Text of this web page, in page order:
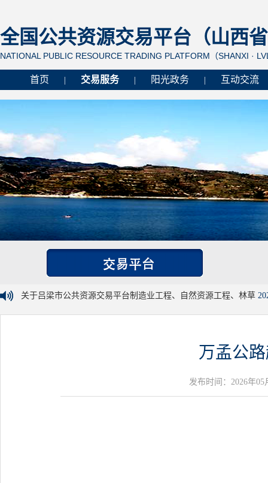
全国公共资源交易平台（山西
NATIONAL PUBLIC RESOURCE TRADING PLATFORM（SHANXI ·
首页 交易服务 阳光政务 互动交流
关于吕梁市公共资源交易平台制造业工程、自然资源工程、林草
万孟公
发布时间：2026年05